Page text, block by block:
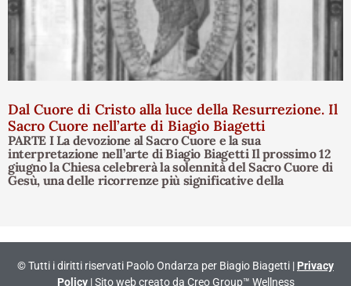
Dal Cuore di Cristo alla luce della Resurrezione. Il
Sacro Cuore nell’arte di Biagio Biagetti
PARTE I La devozione al Sacro Cuore e la sua
interpretazione nell’arte di Biagio Biagetti Il prossimo 12
giugno la Chiesa celebrerà la solennità del Sacro Cuore di
Gesù, una delle ricorrenze più significative della
© Tutti i diritti riservati Paolo Ondarza per Biagio Biagetti | Privacy
Policy| Sito web creato da Creo Group™ Wellness